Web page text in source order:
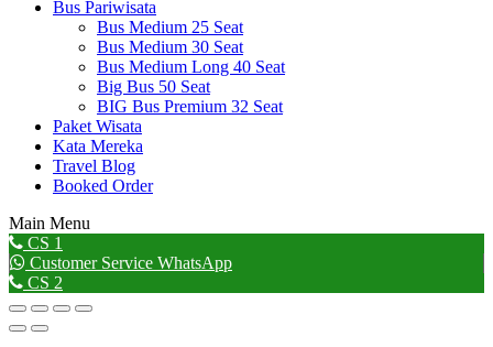
Bus Pariwisata
Bus Medium 25 Seat
Bus Medium 30 Seat
Bus Medium Long 40 Seat
Big Bus 50 Seat
BIG Bus Premium 32 Seat
Paket Wisata
Kata Mereka
Travel Blog
Booked Order
Main Menu
Go
to
Top
CS 1
Customer Service WhatsApp
CS 2